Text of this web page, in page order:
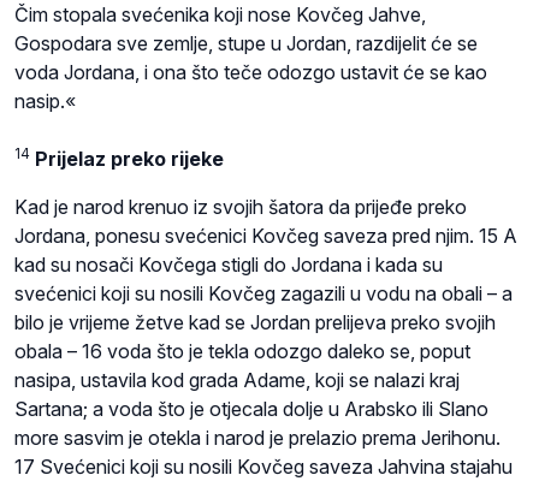
Čim stopala svećenika koji nose Kovčeg Jahve,
Gospodara sve zemlje, stupe u Jordan, razdijelit će se
voda Jordana, i ona što teče odozgo ustavit će se kao
nasip.«
14 Prijelaz preko rijeke
Kad je narod krenuo iz svojih šatora da prijeđe preko
Jordana, ponesu svećenici Kovčeg saveza pred njim. 15 A
kad su nosači Kovčega stigli do Jordana i kada su
svećenici koji su nosili Kovčeg zagazili u vodu na obali – a
bilo je vrijeme žetve kad se Jordan prelijeva preko svojih
obala – 16 voda što je tekla odozgo daleko se, poput
nasipa, ustavila kod grada Adame, koji se nalazi kraj
Sartana; a voda što je otjecala dolje u Arabsko ili Slano
more sasvim je otekla i narod je prelazio prema Jerihonu.
17 Svećenici koji su nosili Kovčeg saveza Jahvina stajahu